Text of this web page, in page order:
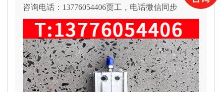
咨询电话：13776054406贾工，电话微信同步